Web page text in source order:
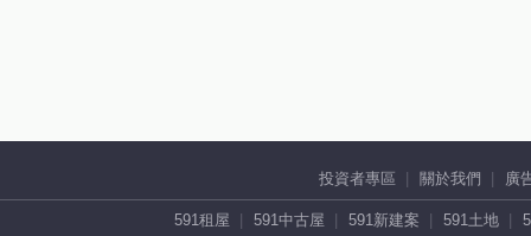
投資者專區 關於我們 廣
591租屋 591中古屋 591新建案 591土地